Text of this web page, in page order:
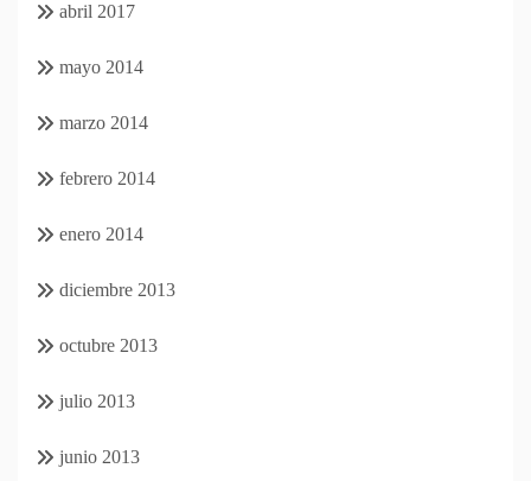
abril 2017
mayo 2014
marzo 2014
febrero 2014
enero 2014
diciembre 2013
octubre 2013
julio 2013
junio 2013